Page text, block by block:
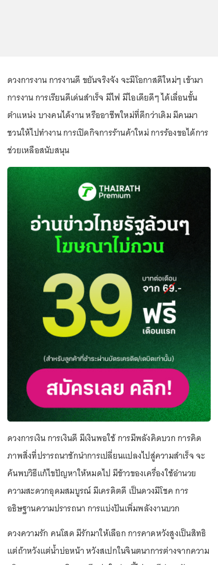
ดวงการงาน การงานดี ขยันจริงจัง จะมีโอกาสดีใหม่ๆ เข้ามา
การงาน การเรียนดีเด่นสำเร็จ มีไฟ มีไอเดียดีๆ ได้เลื่อนขั้น
ตำแหน่ง บางคนได้งาน หรืออาชีพใหม่ที่ดีกว่าเดิม มีคนมา
ชวนให้ไปทำงาน การเปิดกิจการร้านค้าใหม่ การร้องขอได้การ
ช่วยเหลือสนับสนุน
ดวงการเงิน การเงินดี มีเงินพอใช้ การมีพลังคิดบวก การคิด
ภาพสิ่งที่ปรารถนาชักนำการเปลี่ยนแปลงไปสู่ความสำเร็จ จะ
ค้นพบวิธีแก้ไขปัญหาให้หมดไป มีข้าวของเครื่องใช้อำนวย
ความสะดวกอุดมสมบูรณ์ มีเครดิตดี เป็นดวงมีโชค การ
อธิษฐานความปรารถนา การแบ่งปันเพิ่มพลังงานบวก
ดวงความรัก คนโสด มีรักมาให้เลือก การคาดหวังสูงเป็นสิทธิ
แต่ถ้าหวังแต่น้ำบ่อหน้า หวังสเปกในจินตนาการต่างจากความ